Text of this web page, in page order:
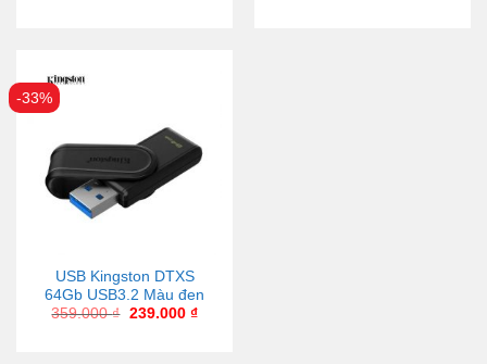
-33%
USB Kingston DTXS
64Gb USB3.2 Màu đen
359.000₫ 239.000 ₫